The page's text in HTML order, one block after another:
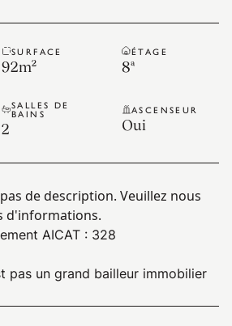
SURFACE
92m²
ÉTAGE
8ª
SALLES DE
BAINS
2
ASCENSEUR
Oui
de description. Veuillez nous
d'informations.
AICAT : 328
pas un grand bailleur immobilier